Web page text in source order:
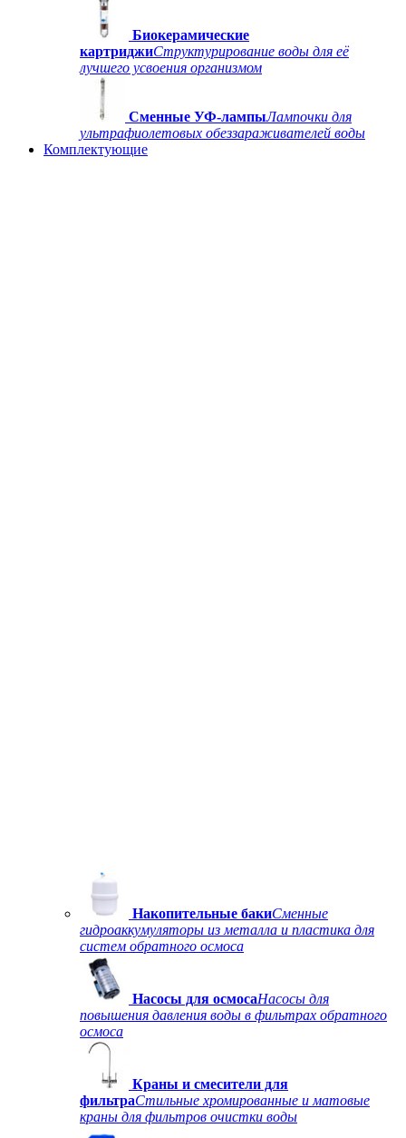
Биокерамические
картриджиСтруктурирование воды для её
лучшего усвоения организмом
Сменные УФ-лампыЛампочки для
ультрафиолетовых обеззараживателей воды
Комплектующие
Накопительные бакиСменные
гидроаккумуляторы из металла и пластика для
систем обратного осмоса
Насосы для осмосаНасосы для
повышения давления воды в фильтрах обратного
осмоса
Краны и смесители для
фильтраСтильные хромированные и матовые
краны для фильтров очистки воды